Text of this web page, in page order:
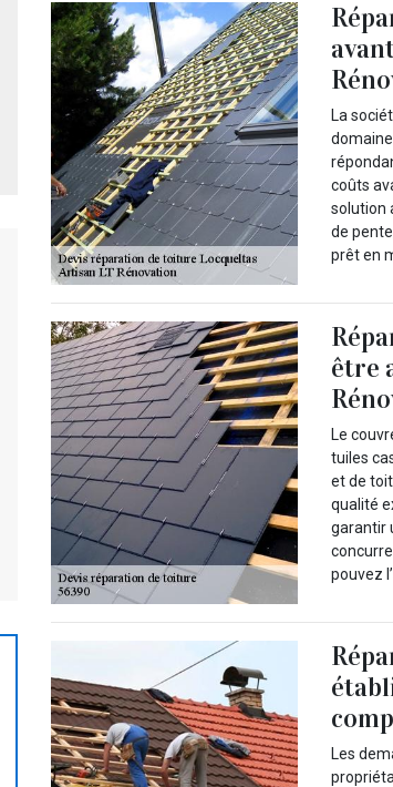
La
coûts
solution
de
prêt en
être
Le
tuiles
et de
qualité
garantir
pouvez
Les